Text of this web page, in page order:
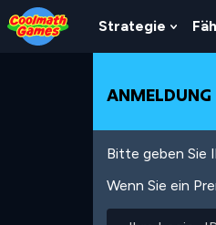
Skip
to
Top
Skip
to
Navigation
Skip
to
Main
Skip
to
Footer
Direkt
zum
Inhalt
Strategie
Show
ANMELDUNG
Bitte geben Sie
Wenn Sie ein